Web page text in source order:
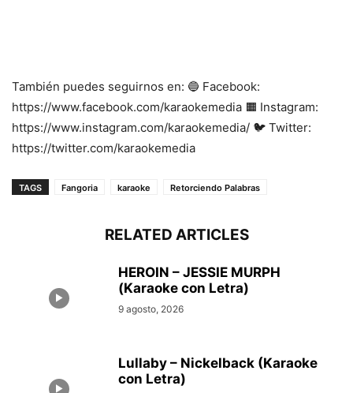
También puedes seguirnos en: 🔵 Facebook:
https://www.facebook.com/karaokemedia 🟧 Instagram:
https://www.instagram.com/karaokemedia/ 🐦 Twitter:
https://twitter.com/karaokemedia
TAGS Fangoria karaoke Retorciendo Palabras
RELATED ARTICLES
HEROIN – JESSIE MURPH
(Karaoke con Letra)
9 agosto, 2026
Lullaby – Nickelback (Karaoke
con Letra)